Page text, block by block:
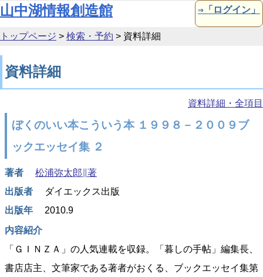
本文へ移動
山中湖情報創造館 ⇒「ログイン」
トップページ > 検索・予約 > 資料詳細
資料詳細
資料詳細・全項目
ぼくのいい本こういう本 １９９８－２００９ブ
ックエッセイ集 ２
著者
松浦弥太郎∥著
出版者
ダイエックス出版
出版年
2010.9
内容紹介
「ＧＩＮＺＡ」の人気連載を収録。「暮しの手帖」編集長、
書店店主、文筆家である著者がおくる、ブックエッセイ集第